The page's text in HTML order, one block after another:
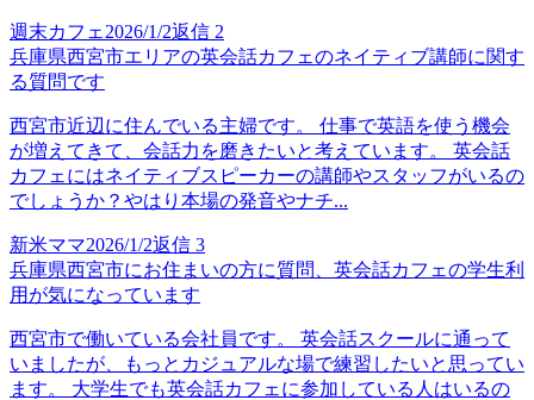
週末カフェ 2026/1/2返信 2
兵庫県西宮市エリアの英会話カフェのネイティブ講師に関す
る質問です
西宮市近辺に住んでいる主婦です。 仕事で英語を使う機会
が増えてきて、会話力を磨きたいと考えています。 英会話
カフェにはネイティブスピーカーの講師やスタッフがいるの
でしょうか？やはり本場の発音やナチ...
新米ママ2026/1/2返信 3
兵庫県西宮市にお住まいの方に質問、英会話カフェの学生利
用が気になっています
西宮市で働いている会社員です。 英会話スクールに通って
いましたが、もっとカジュアルな場で練習したいと思ってい
ます。 大学生でも英会話カフェに参加している人はいるの